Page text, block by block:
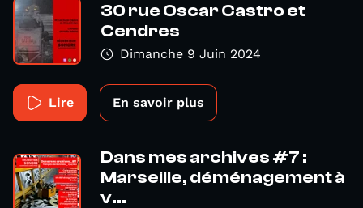
30 rue Oscar Castro et
Cendres
Dimanche 9 Juin 2024
Lire En savoir plus
Dans mes archives #7 :
Marseille, déménagement à
v...